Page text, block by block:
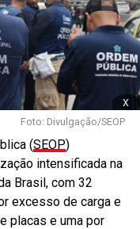
x
Foto: Divulgação/SEOP
(SEOP)
intensificada na
Brasil, com 32
excesso de carga e
placas e uma por